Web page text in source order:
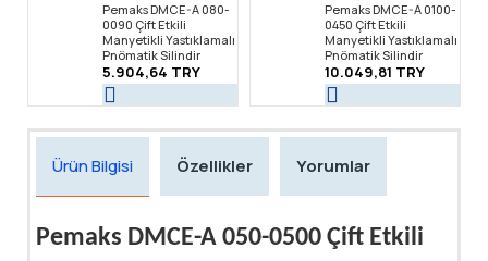
Pemaks DMCE-A 080-
0090 Çift Etkili
Manyetikli Yastıklamalı
Pnömatik Silindir
5.904,64 TRY
Pemaks DMCE-A 0100-
0450 Çift Etkili
Manyetikli Yastıklamalı
Pnömatik Silindir
10.049,81 TRY
Ürün Bilgisi Özellikler Yorumlar
Pemaks DMCE-A 050-0500 Çift Etkili